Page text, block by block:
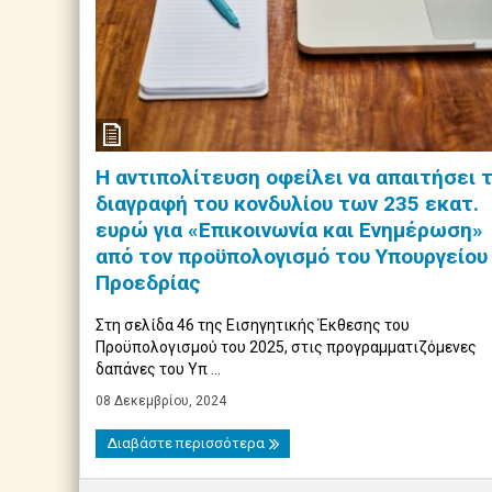
Η αντιπολίτευση οφείλει να απαιτήσει
διαγραφή του κονδυλίου των 235 εκατ.
ευρώ για «Επικοινωνία και Ενημέρωση»
από τον προϋπολογισμό του Υπουργείου
Προεδρίας
Στη σελίδα 46 της Εισηγητικής Έκθεσης του
Προϋπολογισμού του 2025, στις προγραμματιζόμενες
δαπάνες του Υπ ...
08 Δεκεμβρίου, 2024
Διαβάστε περισσότερα